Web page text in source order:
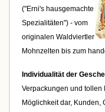
("Erni's hausgemachte
Spezialitäten") - vom
originalen Waldviertler
Mohnzelten bis zum
Individualität der
Verpackungen und tollen
Möglichkeit dar, Kunden,